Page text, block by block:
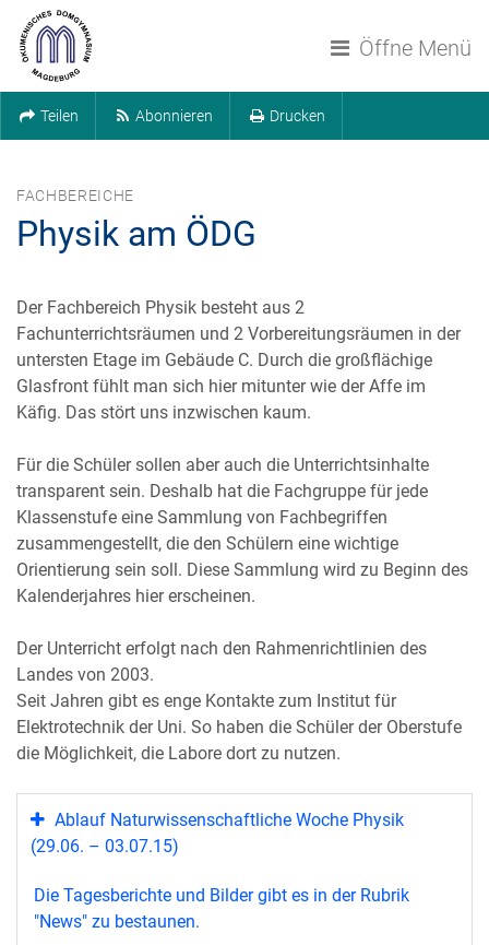
Öffne Menü
Teilen Abonnieren Drucken
FACHBEREICHE
Physik am ÖDG
Der Fachbereich Physik besteht aus 2
Fachunterrichtsräumen und 2 Vorbereitungsräumen in der
untersten Etage im Gebäude C. Durch die großflächige
Glasfront fühlt man sich hier mitunter wie der Affe im
Käfig. Das stört uns inzwischen kaum.
Für die Schüler sollen aber auch die Unterrichtsinhalte
transparent sein. Deshalb hat die Fachgruppe für jede
Klassenstufe eine Sammlung von Fachbegriffen
zusammengestellt, die den Schülern eine wichtige
Orientierung sein soll. Diese Sammlung wird zu Beginn des
Kalenderjahres hier erscheinen.
Der Unterricht erfolgt nach den Rahmenrichtlinien des
Landes von 2003.
Seit Jahren gibt es enge Kontakte zum Institut für
Elektrotechnik der Uni. So haben die Schüler der Oberstufe
die Möglichkeit, die Labore dort zu nutzen.
Ablauf Naturwissenschaftliche Woche Physik
(29.06. – 03.07.15)
Die Tagesberichte und Bilder gibt es in der Rubrik
"News" zu bestaunen.